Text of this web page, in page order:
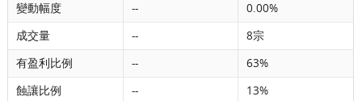
變動幅度
--
0.00%
成交量
--
8宗
有盈利比例
--
63%
蝕讓比例
--
13%